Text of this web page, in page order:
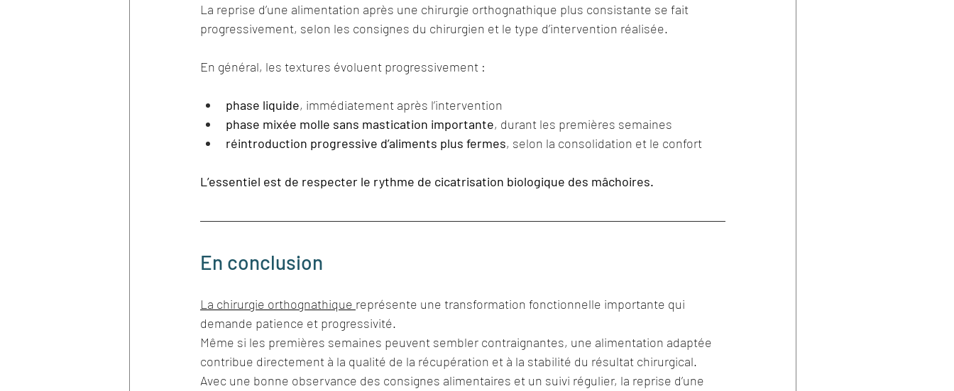
La reprise d’une alimentation après une chirurgie orthognathique plus consistante se fait
progressivement, selon les consignes du chirurgien et le type d’intervention réalisée.
En général, les textures évoluent progressivement :
phase liquide, immédiatement après l’intervention
phase mixée molle sans mastication importante, durant les premières semaines
réintroduction progressive d’aliments plus fermes, selon la consolidation et le confort
L’essentiel est de respecter le rythme de cicatrisation biologique des mâchoires.
En conclusion
La chirurgie orthognathique représente une transformation fonctionnelle importante qui
demande patience et progressivité.
Même si les premières semaines peuvent sembler contraignantes, une alimentation adaptée
contribue directement à la qualité de la récupération et à la stabilité du résultat chirurgical.
Avec une bonne observance des consignes alimentaires et un suivi régulier, la reprise d’une